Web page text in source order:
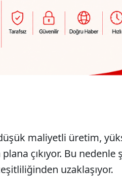
maliyetli üretim,
çıkıyor. Bu nedenle
uzaklaşıyor.